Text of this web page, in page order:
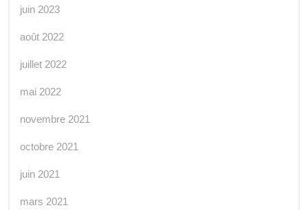
juin 2023
août 2022
juillet 2022
mai 2022
novembre 2021
octobre 2021
juin 2021
mars 2021